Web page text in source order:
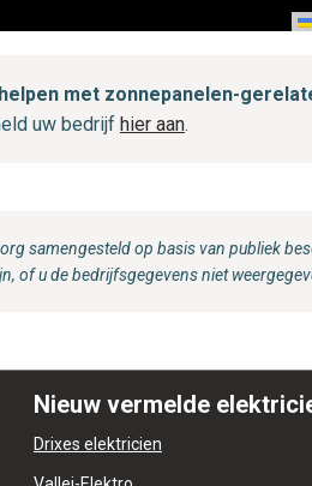
met zonnepanelen-
uw bedrijf hier aan.
samengesteld op basis van publiek
of u de bedrijfsgegevens niet
Nieuw vermelde
Drixes elektricien